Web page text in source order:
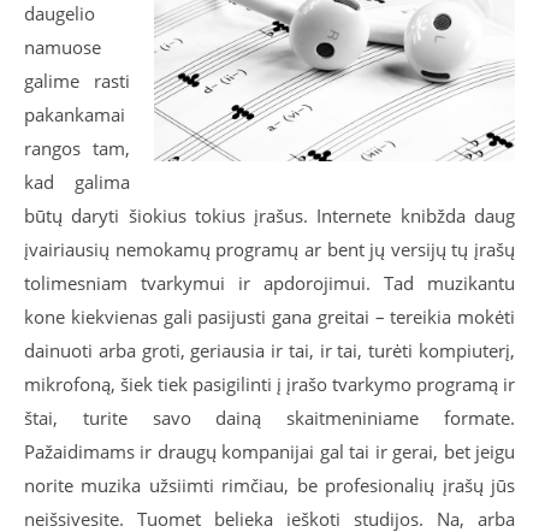
daugelio
namuose
galime rasti
pakankamai
rangos tam,
kad galima
būtų daryti šiokius tokius įrašus. Internete knibžda daug
įvairiausių nemokamų programų ar bent jų versijų tų įrašų
tolimesniam tvarkymui ir apdorojimui. Tad muzikantu
kone kiekvienas gali pasijusti gana greitai – tereikia mokėti
dainuoti arba groti, geriausia ir tai, ir tai, turėti kompiuterį,
mikrofoną, šiek tiek pasigilinti į įrašo tvarkymo programą ir
štai, turite savo dainą skaitmeniniame formate.
Pažaidimams ir draugų kompanijai gal tai ir gerai, bet jeigu
norite muzika užsiimti rimčiau, be profesionalių įrašų jūs
neišsivesite. Tuomet belieka ieškoti studijos. Na, arba